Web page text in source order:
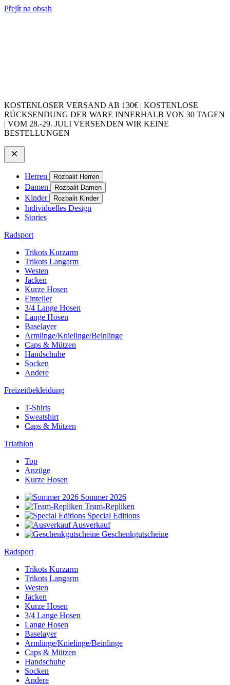
Přejít na obsah
KOSTENLOSER VERSAND AB 130€ | KOSTENLOSE
RÜCKSENDUNG DER WARE INNERHALB VON 30 TAGEN
| VOM 28.-29. JULI VERSENDEN WIR KEINE
BESTELLUNGEN
Herren Rozbalit Herren
Damen Rozbalit Damen
Kinder Rozbalit Kinder
Individuelles Design
Stories
Radsport
Trikots Kurzarm
Trikots Langarm
Westen
Jacken
Kurze Hosen
Einteiler
3/4 Lange Hosen
Lange Hosen
Baselayer
Armlinge/Knielinge/Beinlinge
Caps & Mützen
Handschuhe
Socken
Andere
Freizeitbekleidung
T-Shirts
Sweatshirt
Caps & Mützen
Triathlon
Top
Anzüge
Kurze Hosen
Sommer 2026
Team-Repliken
Special Editions
Ausverkauf
Geschenkgutscheine
Radsport
Trikots Kurzarm
Trikots Langarm
Westen
Jacken
Kurze Hosen
3/4 Lange Hosen
Lange Hosen
Baselayer
Armlinge/Knielinge/Beinlinge
Caps & Mützen
Handschuhe
Socken
Andere